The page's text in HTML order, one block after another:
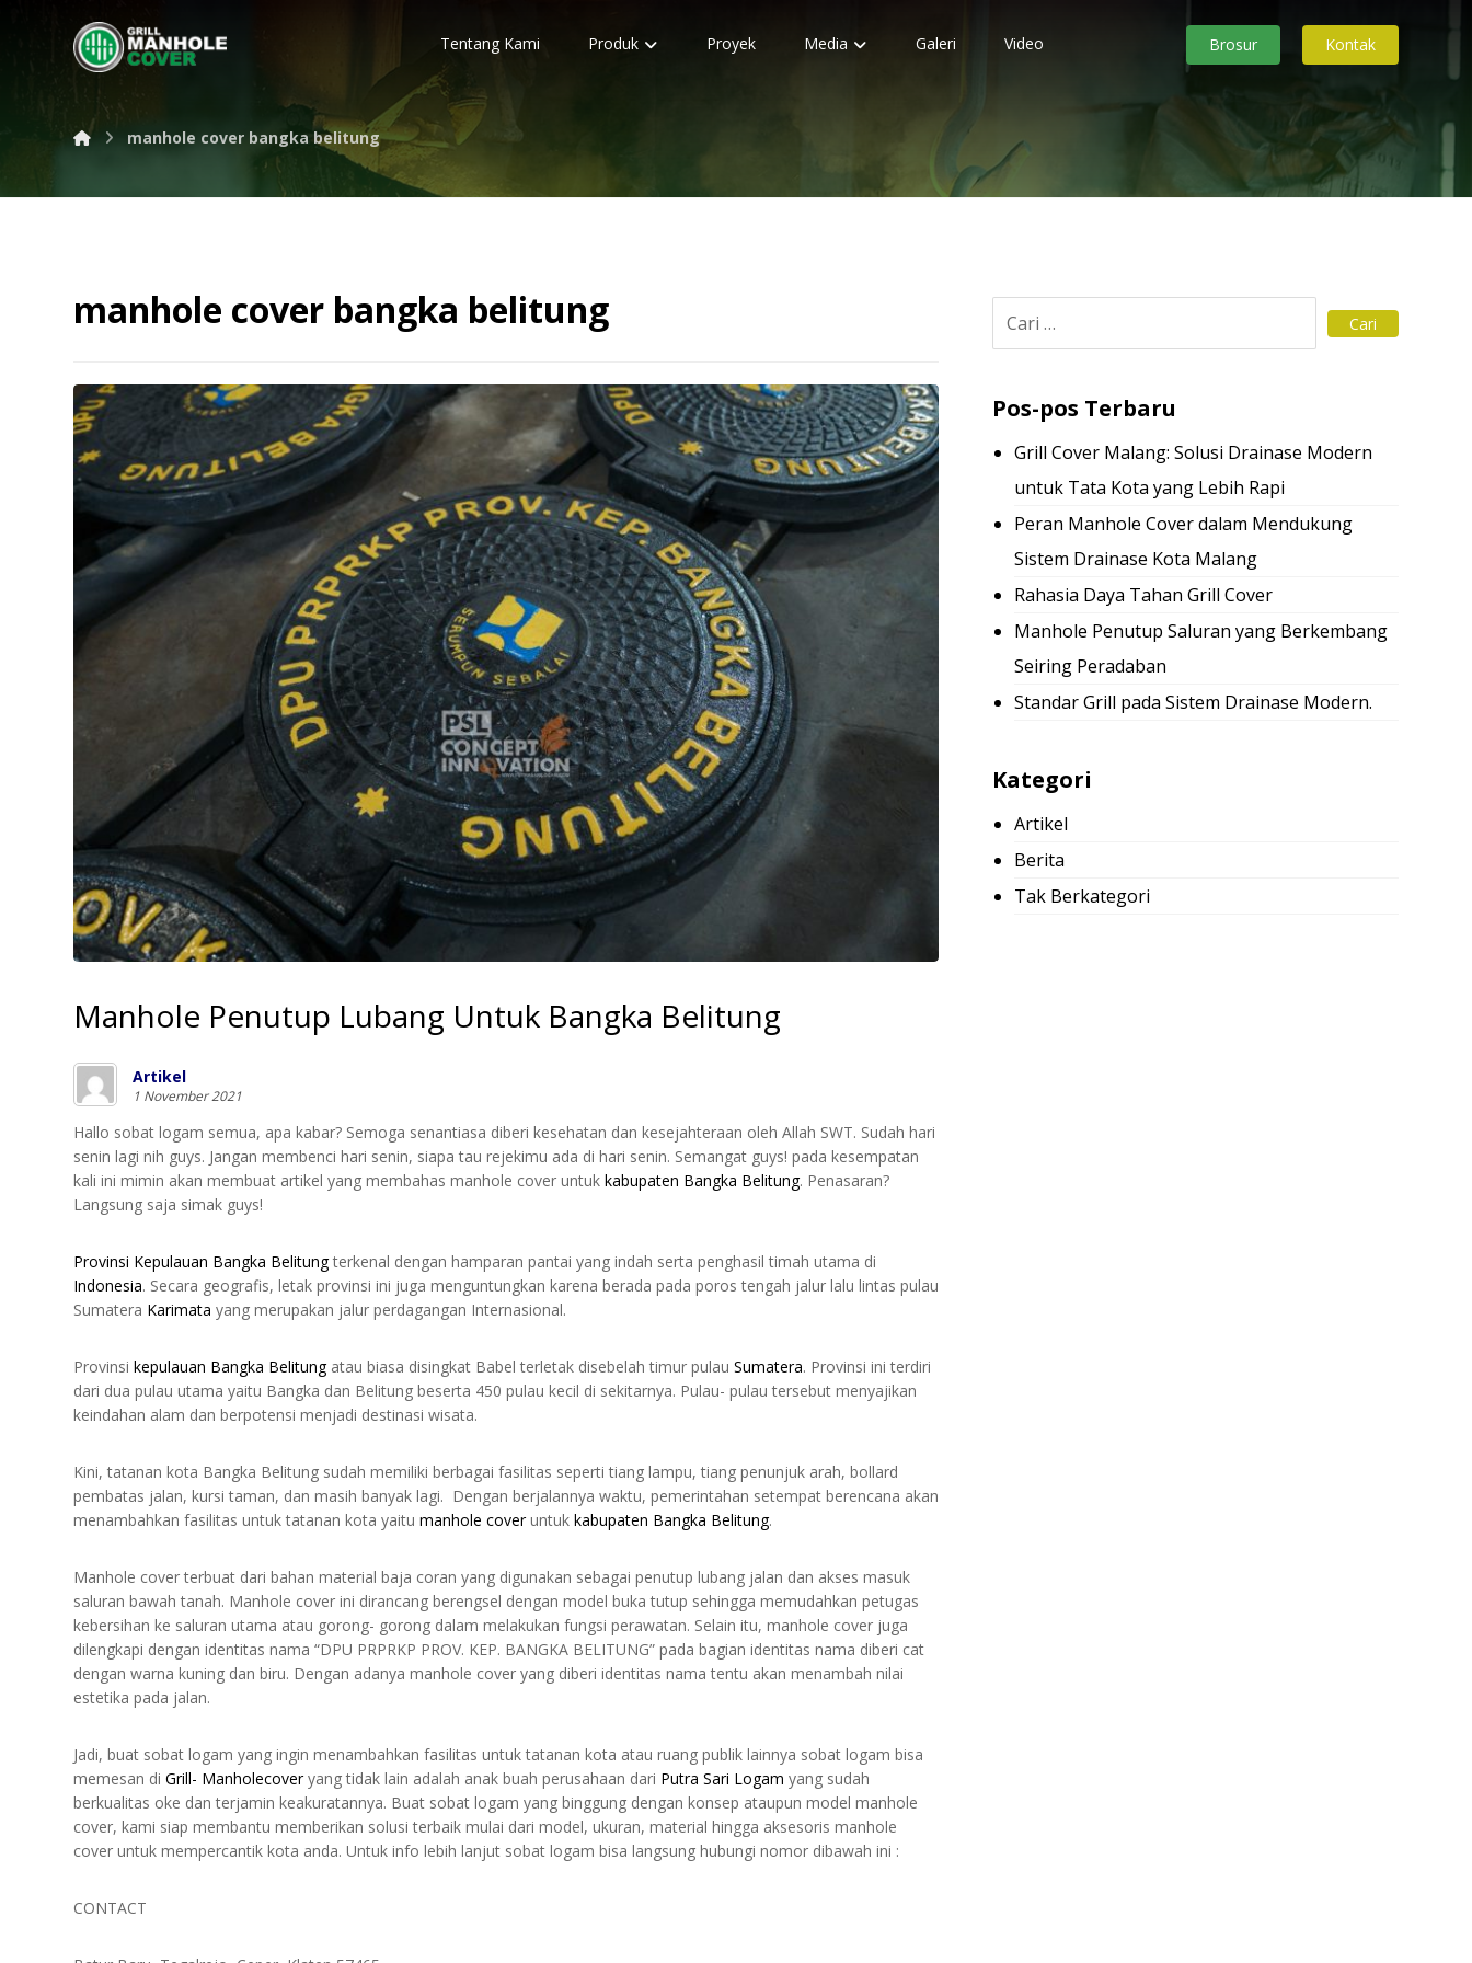
Tentang Kami Produk Proyek Media Galeri Video Kontak
Brosur
manhole cover bangka belitung
manhole cover bangka belitung
Manhole Penutup Lubang Untuk Bangka Belitung
Artikel
1 November 2021
Hallo sobat logam semua, apa kabar? Semoga senantiasa diberi kesehatan dan kesejahteraan oleh Allah SWT. Sudah hari
senin lagi nih guys. Jangan membenci hari senin, siapa tau rejekimu ada di hari senin. Semangat guys! pada kesempatan
kali ini mimin akan membuat artikel yang membahas manhole cover untukkabupaten Bangka Belitung. Penasaran?
Langsung saja simak guys!
Provinsi Kepulauan Bangka Belitungterkenal dengan hamparan pantai yang indah serta penghasil timah utama di
Indonesia. Secara geografis, letak provinsi ini juga menguntungkan karena berada pada poros tengah jalur lalu lintas pulau
Sumatera Karimata yang merupakan jalur perdagangan Internasional.
Provinsikepulauan Bangka Belitungatau biasa disingkat Babel terletak disebelah timur pulauSumatera. Provinsi ini terdiri
dari dua pulau utama yaitu Bangka dan Belitung beserta 450 pulau kecil di sekitarnya. Pulau- pulau tersebut menyajikan
keindahan alam dan berpotensi menjadi destinasi wisata.
Kini, tatanan kota Bangka Belitung sudah memiliki berbagai fasilitas seperti tiang lampu, tiang penunjuk arah, bollard
pembatas jalan, kursi taman, dan masih banyak lagi. Dengan berjalannya waktu, pemerintahan setempat berencana akan
menambahkan fasilitas untuk tatanan kota yaitumanhole coveruntukkabupaten Bangka Belitung.
Manhole cover terbuat dari bahan material baja coran yang digunakan sebagai penutup lubang jalan dan akses masuk
saluran bawah tanah. Manhole cover ini dirancang berengsel dengan model buka tutup sehingga memudahkan petugas
kebersihan ke saluran utama atau gorong- gorong dalam melakukan fungsi perawatan. Selain itu, manhole cover juga
dilengkapi dengan identitas nama “DPU PRPRKP PROV. KEP. BANGKA BELITUNG” pada bagian identitas nama diberi cat
dengan warna kuning dan biru. Dengan adanya manhole cover yang diberi identitas nama tentu akan menambah nilai
estetika pada jalan.
Jadi, buat sobat logam yang ingin menambahkan fasilitas untuk tatanan kota atau ruang publik lainnya sobat logam bisa
memesan diGrill- Manholecoveryang tidak lain adalah anak buah perusahaan dari Putra Sari Logam yang sudah
berkualitas oke dan terjamin keakuratannya. Buat sobat logam yang binggung dengan konsep ataupun model manhole
cover, kami siap membantu memberikan solusi terbaik mulai dari model, ukuran, material hingga aksesoris manhole
cover untuk mempercantik kota anda. Untuk info lebih lanjut sobat logam bisa langsung hubungi nomor dibawah ini :
CONTACT
Pos-pos Terbaru
Grill Cover Malang: Solusi Drainase Modern
untuk Tata Kota yang Lebih Rapi
Peran Manhole Cover dalam Mendukung
Sistem Drainase Kota Malang
Rahasia Daya Tahan Grill Cover
Manhole Penutup Saluran yang Berkembang
Seiring Peradaban
Standar Grill pada Sistem Drainase Modern.
Kategori
Artikel
Berita
Tak Berkategori